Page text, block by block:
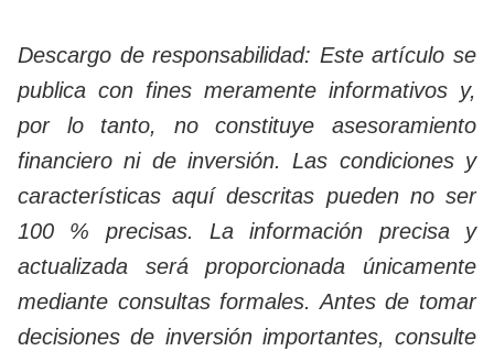
Descargo de responsabilidad: Este artículo se
publica con fines meramente informativos y,
por lo tanto, no constituye asesoramiento
financiero ni de inversión. Las condiciones y
características aquí descritas pueden no ser
100 % precisas. La información precisa y
actualizada será proporcionada únicamente
mediante consultas formales. Antes de tomar
decisiones de inversión importantes, consulte